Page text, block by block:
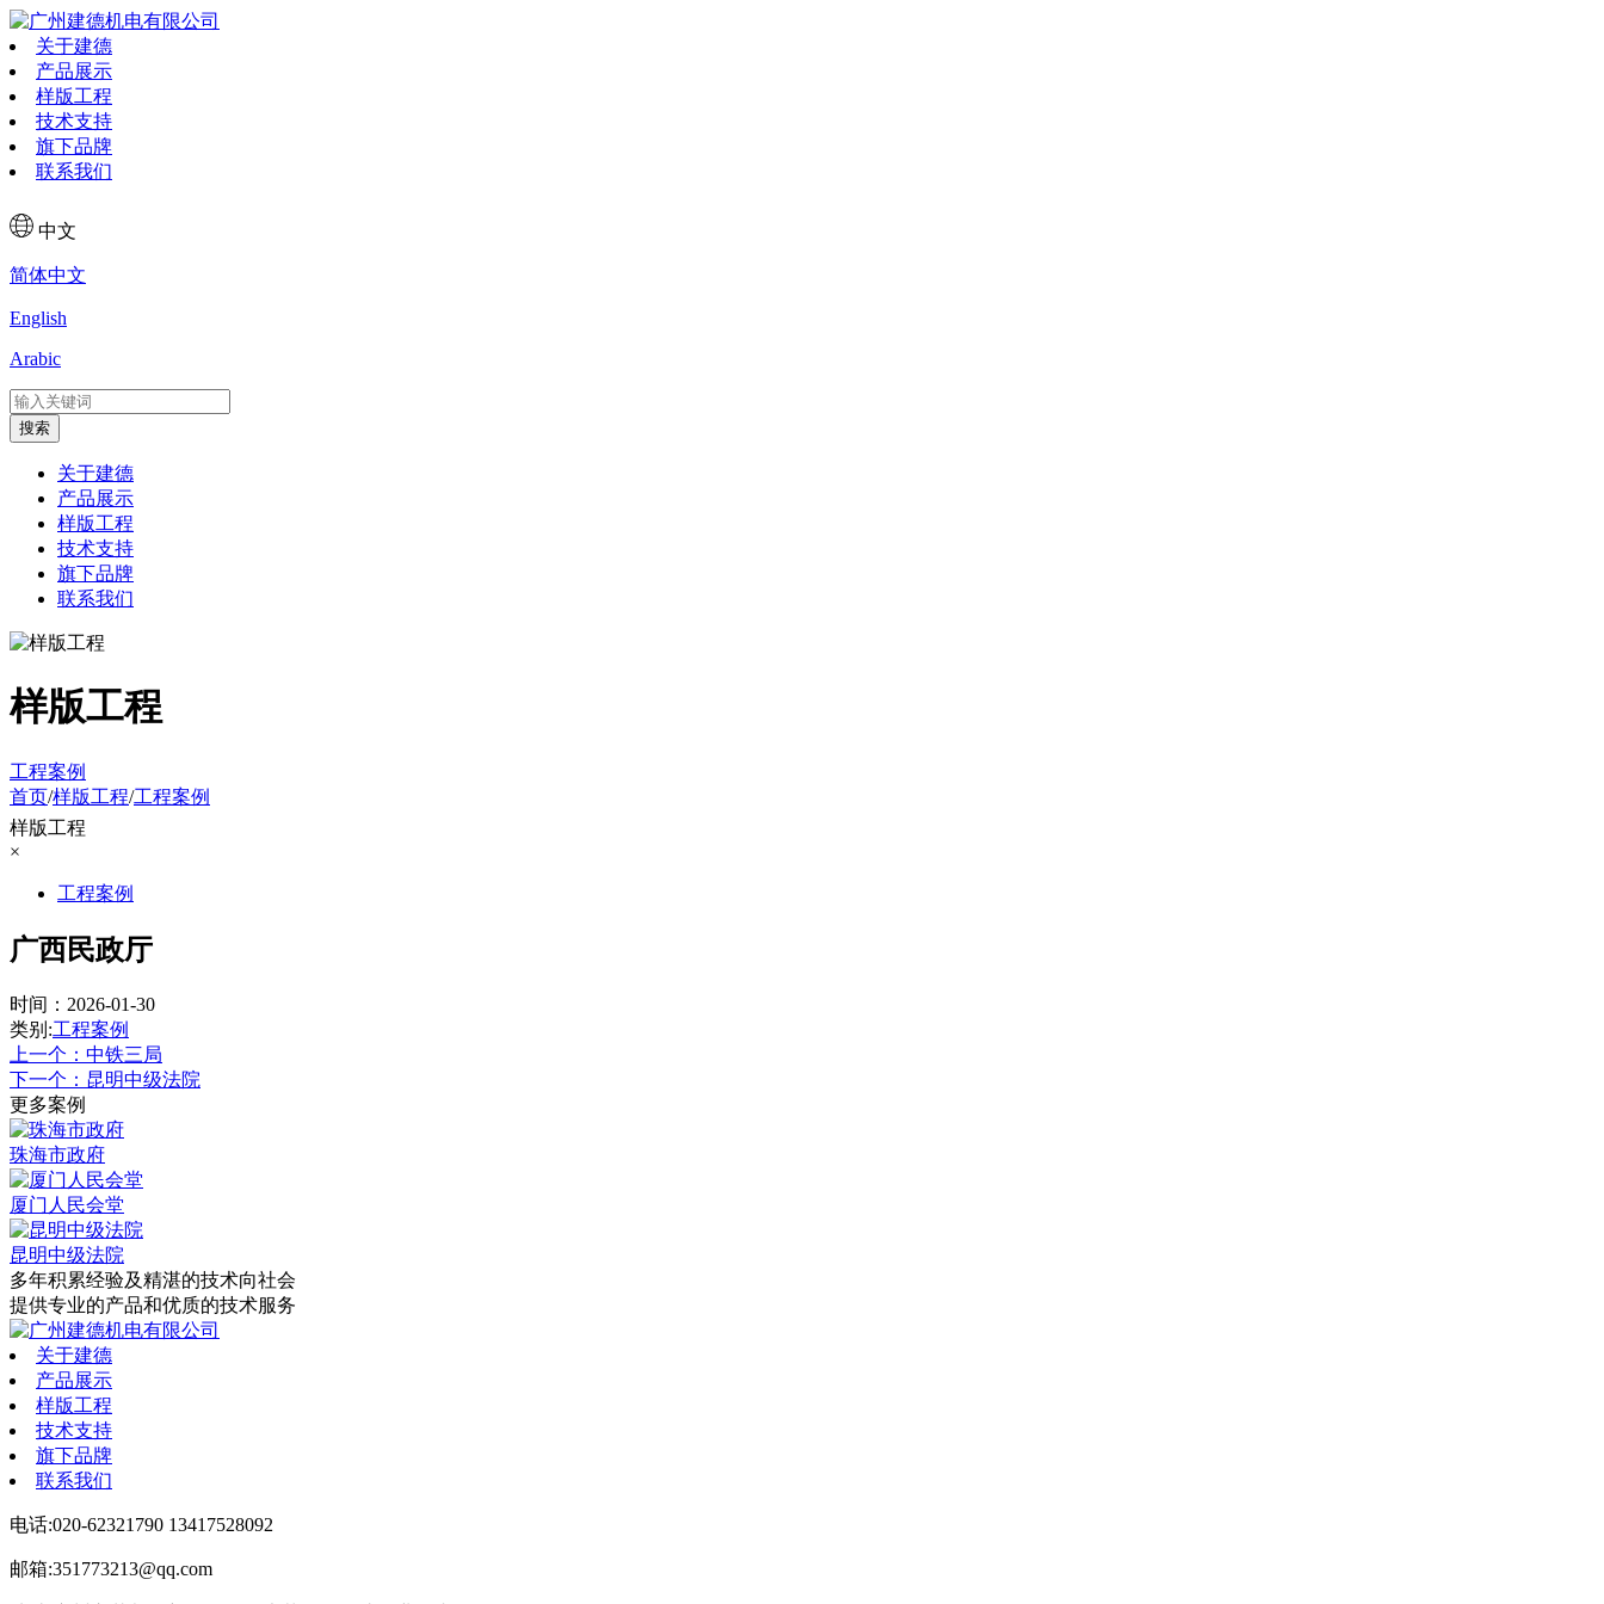
关于建德
产品展示
样版工程
技术支持
旗下品牌
联系我们
中文
简体中文
English
Arabic
搜索
关于建德
产品展示
样版工程
技术支持
旗下品牌
联系我们
样版工程
工程案例
首页/样版工程/工程案例
样版工程
×
工程案例
广西民政厅
时间：2026-01-30
类别:工程案例
上一个：中铁三局
下一个：昆明中级法院
更多案例
珠海市政府
厦门人民会堂
昆明中级法院
多年积累经验及精湛的技术向社会
提供专业的产品和优质的技术服务
关于建德
产品展示
样版工程
技术支持
旗下品牌
联系我们
电话:020-62321790 13417528092
邮箱:351773213@qq.com